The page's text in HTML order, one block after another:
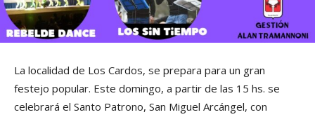
La localidad de Los Cardos, se prepara para un gran
festejo popular. Este domingo, a partir de las 15 hs. se
celebrará el Santo Patrono, San Miguel Arcángel, con